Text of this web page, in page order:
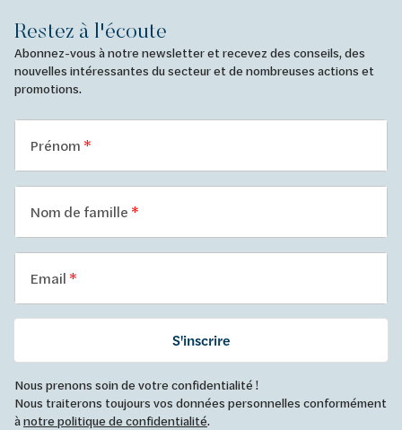
Restez à l'écoute
Abonnez-vous à notre newsletter et recevez des conseils, des
nouvelles intéressantes du secteur et de nombreuses actions et
promotions.
Prénom
Nom de famille
Email
S'inscrire
Nous prenons soin de votre confidentialité !
Nous traiterons toujours vos données personnelles conformément
ànotre politique de confidentialité.